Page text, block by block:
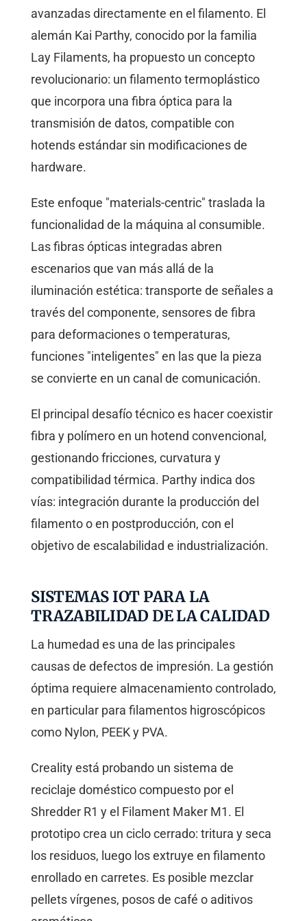
avanzadas directamente en el filamento. El
alemán Kai Parthy, conocido por la familia
Lay Filaments, ha propuesto un concepto
revolucionario: un filamento termoplástico
que incorpora una fibra óptica para la
transmisión de datos, compatible con
hotends estándar sin modificaciones de
hardware.
Este enfoque "materials-centric" traslada la
funcionalidad de la máquina al consumible.
Las fibras ópticas integradas abren
escenarios que van más allá de la
iluminación estética: transporte de señales a
través del componente, sensores de fibra
para deformaciones o temperaturas,
funciones "inteligentes" en las que la pieza
se convierte en un canal de comunicación.
El principal desafío técnico es hacer coexistir
fibra y polímero en un hotend convencional,
gestionando fricciones, curvatura y
compatibilidad térmica. Parthy indica dos
vías: integración durante la producción del
filamento o en postproducción, con el
objetivo de escalabilidad e industrialización.
SISTEMAS IOT PARA LA
TRAZABILIDAD DE LA CALIDAD
La humedad es una de las principales
causas de defectos de impresión. La gestión
óptima requiere almacenamiento controlado,
en particular para filamentos higroscópicos
como Nylon, PEEK y PVA.
Creality está probando un sistema de
reciclaje doméstico compuesto por el
Shredder R1 y el Filament Maker M1. El
prototipo crea un ciclo cerrado: tritura y seca
los residuos, luego los extruye en filamento
enrollado en carretes. Es posible mezclar
pellets vírgenes, posos de café o aditivos